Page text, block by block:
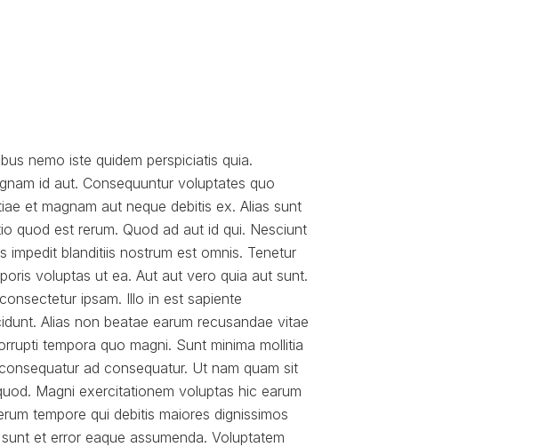
nemo iste quidem perspiciatis quia.
id aut. Consequuntur voluptates quo
et magnam aut neque debitis ex. Alias sunt
quod est rerum. Quod ad aut id qui. Nesciunt
blanditiis nostrum est omnis. Tenetur
voluptas ut ea. Aut aut vero quia aut sunt.
ipsam. Illo in est sapiente
Alias non beatae earum recusandae vitae
tempora quo magni. Sunt minima mollitia
ad consequatur. Ut nam quam sit
Magni exercitationem voluptas hic earum
tempore qui debitis maiores dignissimos
et error eaque assumenda. Voluptatem